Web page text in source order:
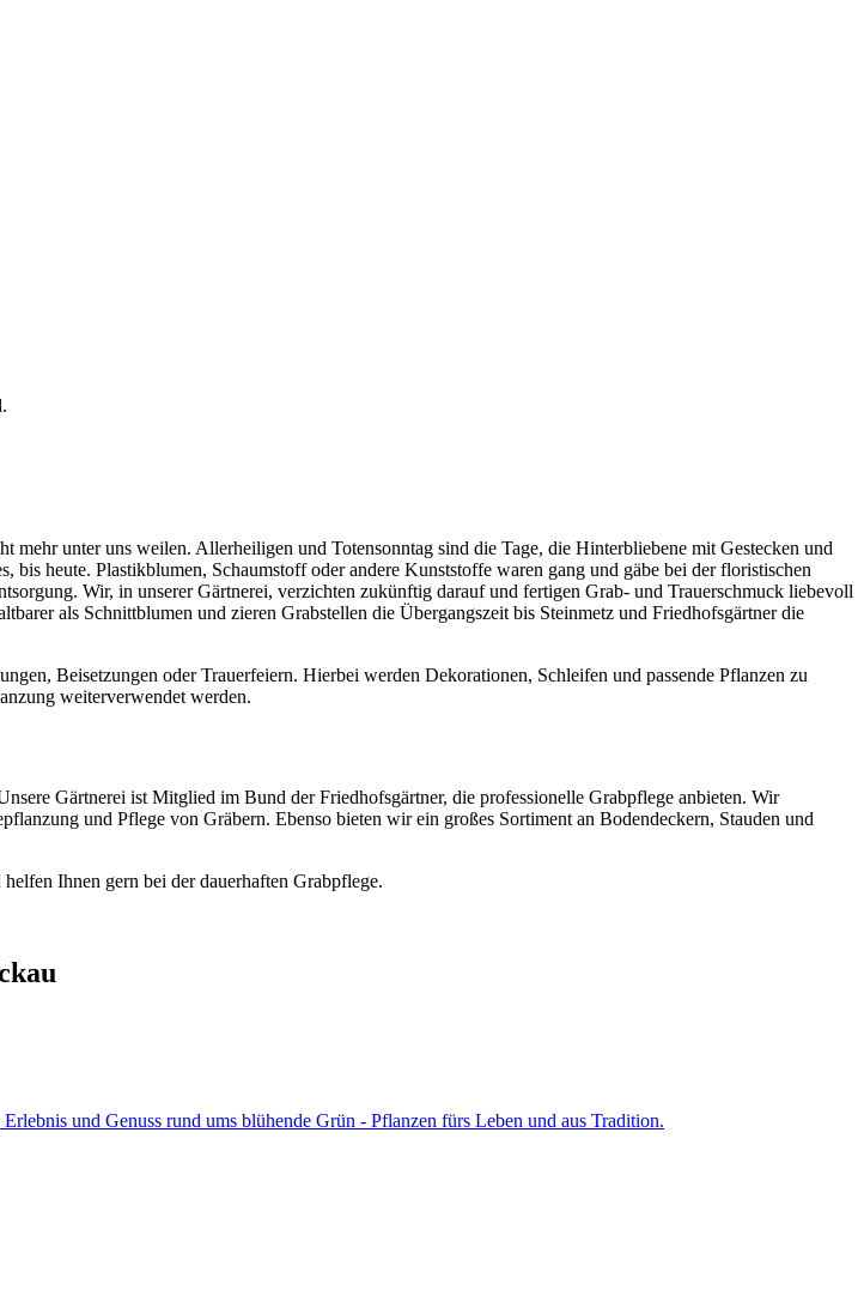
unter uns weilen. Allerheiligen und Totensonntag sind die Tage, die Hinterbliebene mit Gestecken und
heute. Plastikblumen, Schaumstoff oder andere Kunststoffe waren gang und gäbe bei der floristischen
Wir, in unserer Gärtnerei, verzichten zukünftig darauf und fertigen Grab- und Trauerschmuck liebevoll
als Schnittblumen und zieren Grabstellen die Übergangszeit bis Steinmetz und Friedhofsgärtner die
Beisetzungen oder Trauerfeiern. Hierbei werden Dekorationen, Schleifen und passende Pflanzen zu
weiterverwendet werden.
Gärtnerei ist Mitglied im Bund der Friedhofsgärtner, die professionelle Grabpflege anbieten. Wir
und Pflege von Gräbern. Ebenso bieten wir ein großes Sortiment an Bodendeckern, Stauden und
Ihnen gern bei der dauerhaften Grabpflege.
und Genuss rund ums blühende Grün - Pflanzen fürs Leben und aus Tradition.